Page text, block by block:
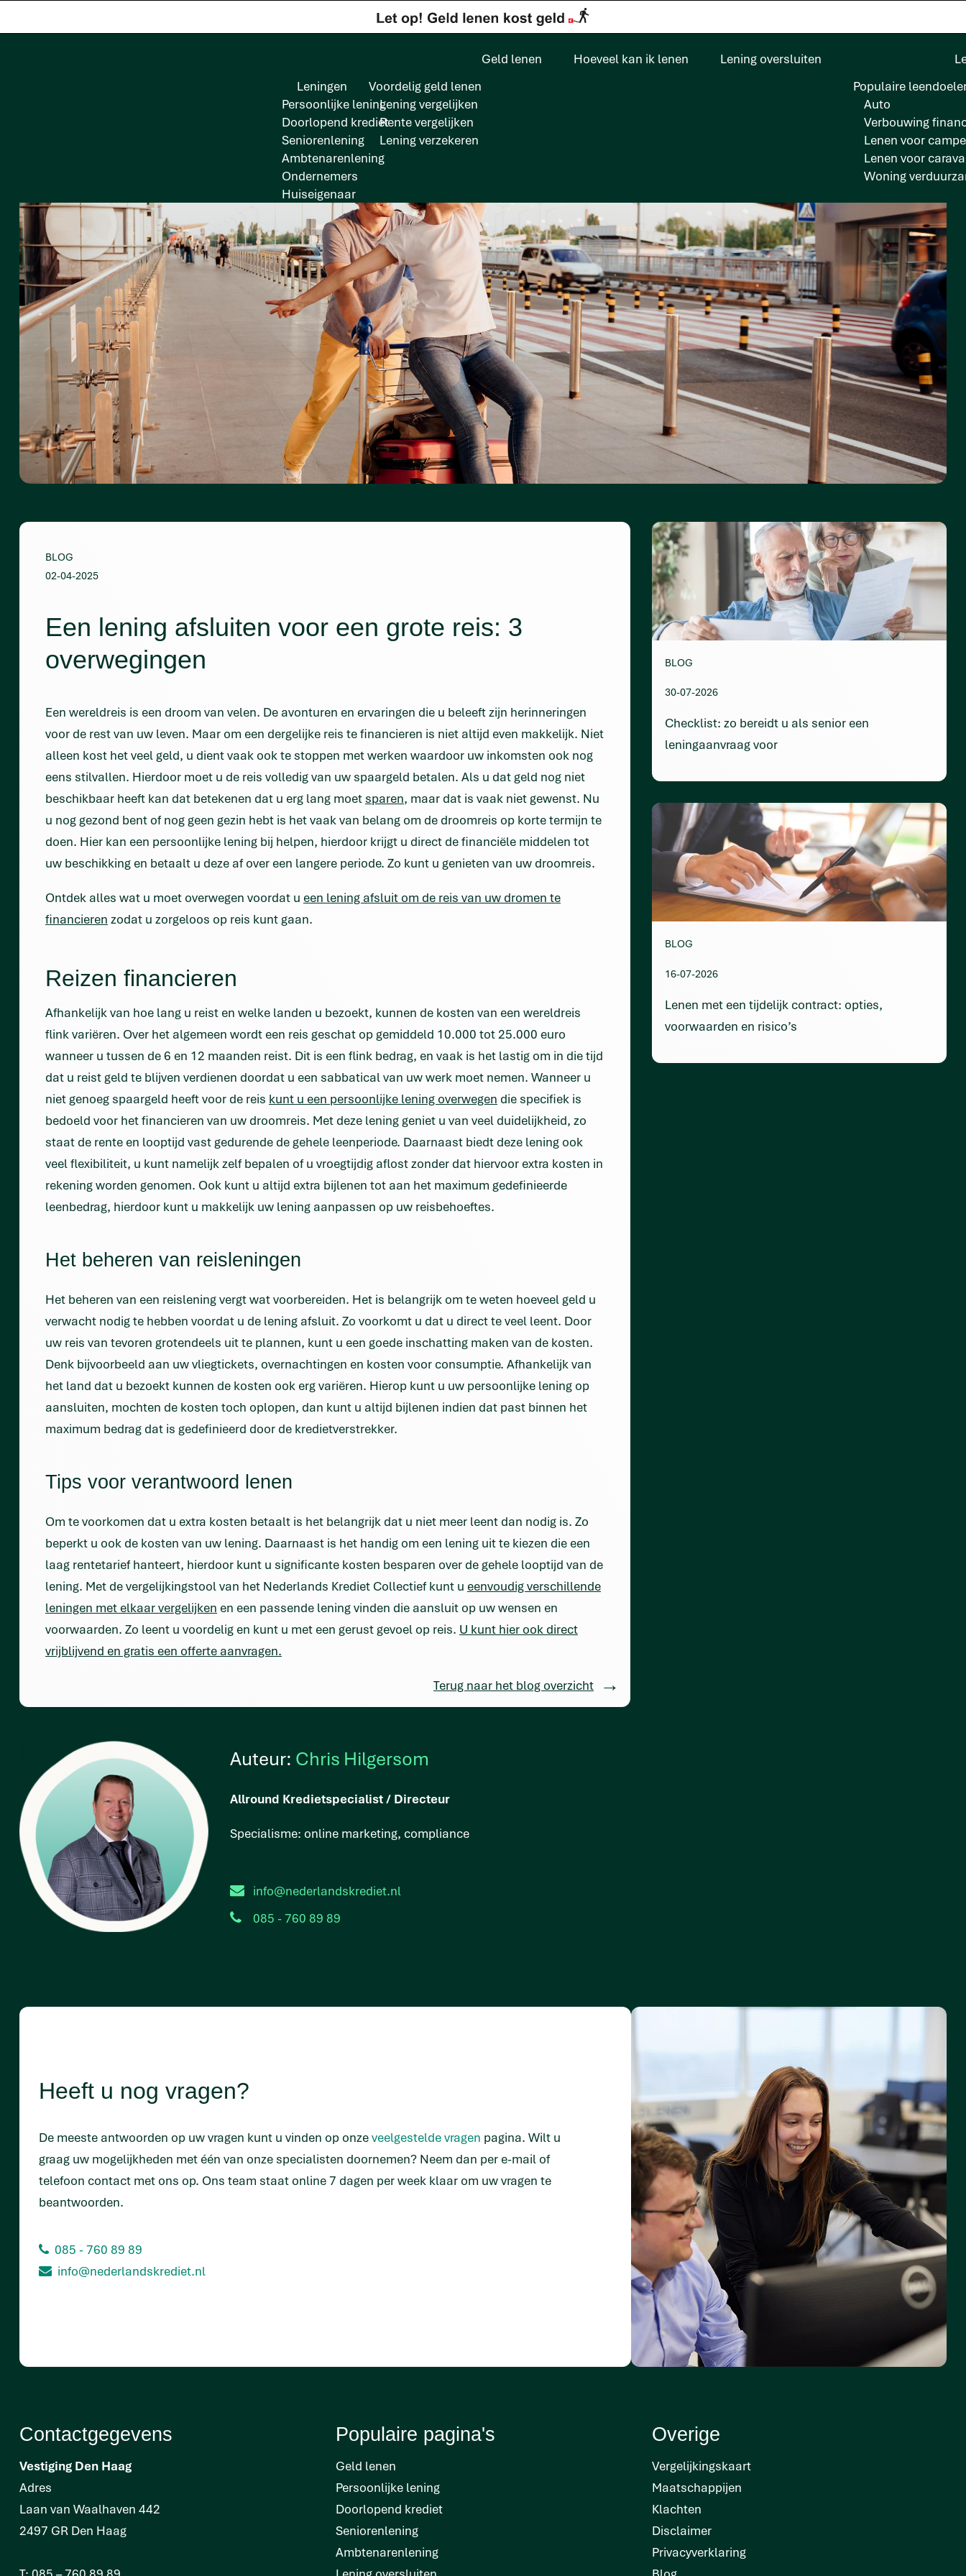
Geld lenen
Leningen
Persoonlijke lening
Doorlopend krediet
Seniorenlening
Ambtenarenlening
Ondernemers
Huiseigenaar
Voordelig geld lenen
Lening vergelijken
Rente vergelijken
Lening verzekeren
Hoeveel kan ik lenen Lening oversluiten
Populaire
Auto
Verbouwing
Lenen voor
Lenen voor
Woning
BLOG
02-04-2025
Een lening afsluiten voor een grote reis: 3
overwegingen
Een wereldreis is een droom van velen. De avonturen en ervaringen die u beleeft zijn herinneringen
voor de rest van uw leven. Maar om een dergelijke reis te financieren is niet altijd even makkelijk. Niet
alleen kost het veel geld, u dient vaak ook te stoppen met werken waardoor uw inkomsten ook nog
eens stilvallen. Hierdoor moet u de reis volledig van uw spaargeld betalen. Als u dat geld nog niet
beschikbaar heeft kan dat betekenen dat u erg lang moet sparen, maar dat is vaak niet gewenst. Nu
u nog gezond bent of nog geen gezin hebt is het vaak van belang om de droomreis op korte termijn te
doen. Hier kan een persoonlijke lening bij helpen, hierdoor krijgt u direct de financiële middelen tot
uw beschikking en betaalt u deze af over een langere periode. Zo kunt u genieten van uw droomreis.
Ontdek alles wat u moet overwegen voordat u een lening afsluit om de reis van uw dromen te
financieren zodat u zorgeloos op reis kunt gaan.
Reizen financieren
Afhankelijk van hoe lang u reist en welke landen u bezoekt, kunnen de kosten van een wereldreis
flink variëren. Over het algemeen wordt een reis geschat op gemiddeld 10.000 tot 25.000 euro
wanneer u tussen de 6 en 12 maanden reist. Dit is een flink bedrag, en vaak is het lastig om in die tijd
dat u reist geld te blijven verdienen doordat u een sabbatical van uw werk moet nemen. Wanneer u
niet genoeg spaargeld heeft voor de reis kunt u een persoonlijke lening overwegen die specifiek is
bedoeld voor het financieren van uw droomreis. Met deze lening geniet u van veel duidelijkheid, zo
staat de rente en looptijd vast gedurende de gehele leenperiode. Daarnaast biedt deze lening ook
veel flexibiliteit, u kunt namelijk zelf bepalen of u vroegtijdig aflost zonder dat hiervoor extra kosten in
rekening worden genomen. Ook kunt u altijd extra bijlenen tot aan het maximum gedefinieerde
leenbedrag, hierdoor kunt u makkelijk uw lening aanpassen op uw reisbehoeftes.
Het beheren van reisleningen
Het beheren van een reislening vergt wat voorbereiden. Het is belangrijk om te weten hoeveel geld u
verwacht nodig te hebben voordat u de lening afsluit. Zo voorkomt u dat u direct te veel leent. Door
uw reis van tevoren grotendeels uit te plannen, kunt u een goede inschatting maken van de kosten.
Denk bijvoorbeeld aan uw vliegtickets, overnachtingen en kosten voor consumptie. Afhankelijk van
het land dat u bezoekt kunnen de kosten ook erg variëren. Hierop kunt u uw persoonlijke lening op
aansluiten, mochten de kosten toch oplopen, dan kunt u altijd bijlenen indien dat past binnen het
maximum bedrag dat is gedefinieerd door de kredietverstrekker.
Tips voor verantwoord lenen
Om te voorkomen dat u extra kosten betaalt is het belangrijk dat u niet meer leent dan nodig is. Zo
beperkt u ook de kosten van uw lening. Daarnaast is het handig om een lening uit te kiezen die een
laag rentetarief hanteert, hierdoor kunt u significante kosten besparen over de gehele looptijd van de
lening. Met de vergelijkingstool van het Nederlands Krediet Collectief kunt u eenvoudig verschillende
leningen met elkaar vergelijken en een passende lening vinden die aansluit op uw wensen en
voorwaarden. Zo leent u voordelig en kunt u met een gerust gevoel op reis. U kunt hier ook direct
vrijblijvend en gratis een offerte aanvragen.
Terug naar het blog overzicht
Auteur: Chris Hilgersom
Allround Kredietspecialist / Directeur
Specialisme: online marketing, compliance
info@nederlandskrediet.nl
085 - 760 89 89
BLOG
30-07-2026
Checklist: zo bereidt u als senior een
leningaanvraag voor
BLOG
16-07-2026
Lenen met een tijdelijk contract: opties,
voorwaarden en risico’s
Heeft u nog vragen?
De meeste antwoorden op uw vragen kunt u vinden op onzeveelgestelde vragen pagina. Wilt u
graag uw mogelijkheden met één van onze specialisten doornemen? Neem dan per e-mail of
telefoon contact met ons op. Ons team staat online 7 dagen per week klaar om uw vragen te
beantwoorden.
085 - 760 89 89
info@nederlandskrediet.nl
Contactgegevens
Vestiging Den Haag
Adres
Laan van Waalhaven 442
2497 GR Den Haag
Populaire pagina's
Geld lenen
Persoonlijke lening
Doorlopend krediet
Seniorenlening
Ambtenarenlening
Overige
Vergelijkingskaart
Maatschappijen
Klachten
Disclaimer
Privacyverklaring